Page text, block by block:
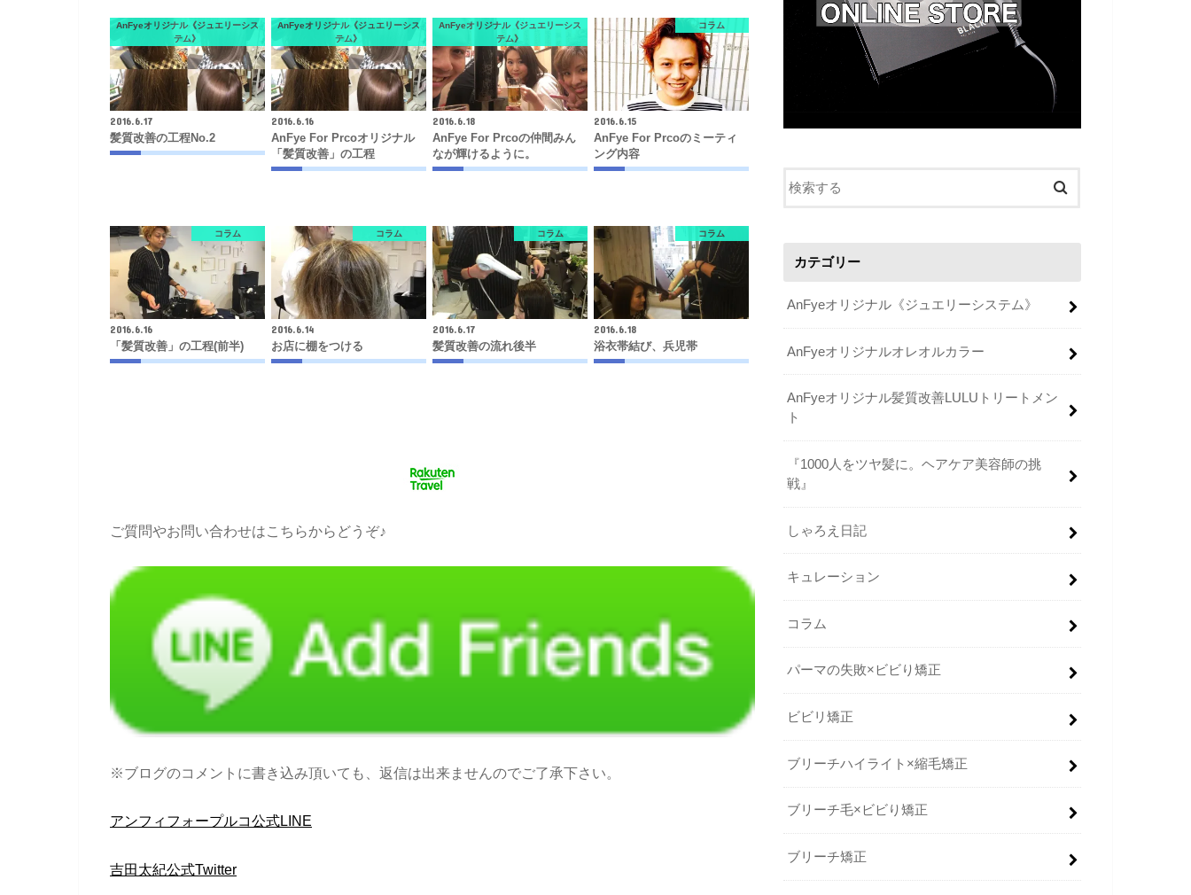
AnFyeオリジナル《ジュエリーシス
テム》
2016.6.17
髪質改善の工程no.2
AnFyeオリジナル《ジュエリーシス
テム》
2016.6.16
AnFye For Prcoオリジナル
「髪質改善」の工程
AnFyeオリジナル《ジュエリーシス
テム》
2016.6.18
AnFye For Prcoの仲間みん
なが輝けるように。
コラム
2016.6.15
AnFye For Prcoのミーティ
ング内容
コラム
2016.6.16
「髪質改善」の工程(前半)
コラム
2016.6.14
お店に棚をつける
コラム
2016.6.17
髪質改善の流れ後半
コラム
2016.6.18
浴衣帯結び、兵児帯
ご質問やお問い合わせはこちらからどうぞ♪
※ブログのコメントに書き込み頂いても、返信は出来ませんのでご了承下さい。
アンフィフォープルコ公式LINE
吉田太紀公式Twitter
カテゴリー
AnFyeオリジナル《ジュエリーシステム》
AnFyeオリジナルオレオルカラー
AnFyeオリジナル髪質改善LULUトリートメン
ト
『1000人をツヤ髪に。ヘアケア美容師の挑
戦』
しゃろえ日記
キュレーション
コラム
パーマの失敗×ビビり矯正
ビビリ矯正
ブリーチハイライト×縮毛矯正
ブリーチ毛×ビビり矯正
ブリーチ矯正